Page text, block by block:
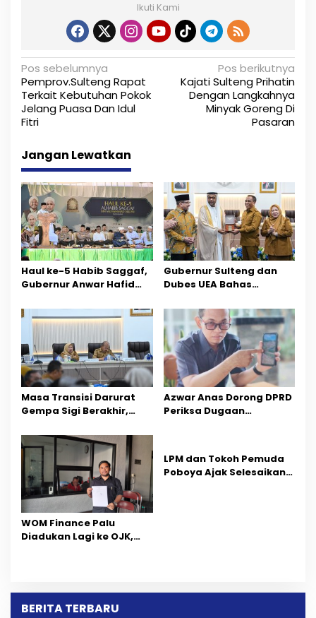
Ikuti Kami
N
a
v
g
a
s
i
p
o
s
Pos sebelumnya
Pemprov.Sulteng Rapat
Terkait Kebutuhan Pokok
Jelang Puasa Dan Idul
Fitri
Pos berikutnya
Kajati Sulteng Prihatin
Dengan Langkahnya
Minyak Goreng Di
Pasaran
Jangan Lewatkan
Haul ke-5 Habib Saggaf,
Gubernur Anwar Hafid
Ilmu dan Pendidikan
Gubernur Sulteng dan
Dubes UEA Bahas
Sektor Jadi Prioritas
Masa Transisi Darurat
Gempa Sigi Berakhir,
Percepatan Pemulihan
Azwar Anas Dorong DPRD
Periksa Dugaan
‎WOM Finance Palu
Diadukan Lagi ke OJK,
Dipersoalkan ‎
LPM dan Tokoh Pemuda
Poboya Ajak Selesaikan
BERITA TERBARU